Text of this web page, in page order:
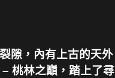
隙，內有上古的天外
桃林之巔，踏上了尋